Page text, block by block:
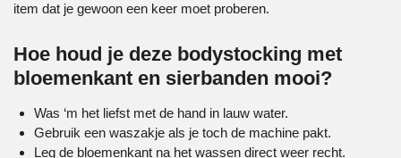
item dat je gewoon een keer moet proberen.
Hoe houd je deze bodystocking met
bloemenkant en sierbanden mooi?
Was ‘m het liefst met de hand in lauw water.
Gebruik een waszakje als je toch de machine pakt.
Leg de bloemenkant na het wassen direct weer recht.